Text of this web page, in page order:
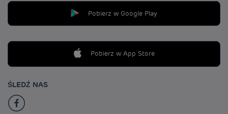
Pobierz w Google Play
Pobierz w App Store
ŚLEDŹ NAS